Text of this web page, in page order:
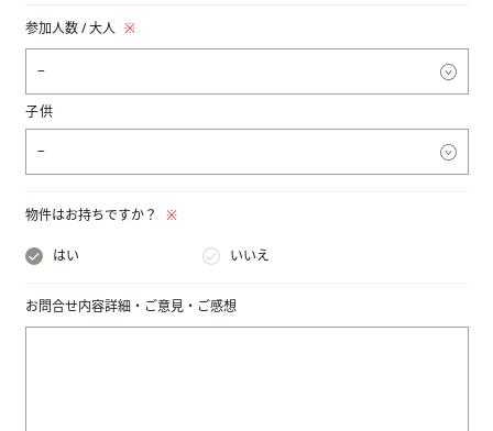
参加人数 / 大人 ※
子供
物件はお持ちですか？ ※
はい いいえ
お問合せ内容詳細・ご意見・ご感想